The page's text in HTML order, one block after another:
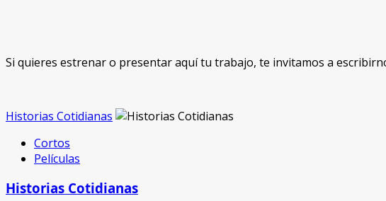
Si quieres estrenar o presentar aquí tu trabajo, te invitamos a
Historias Cotidianas
Cortos
Películas
Historias Cotidianas